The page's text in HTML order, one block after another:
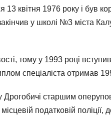
13 квітня 1976 року і був
у школі №3 міста
тому у 1993 році
спеціаліста отримав
старшим
податковій